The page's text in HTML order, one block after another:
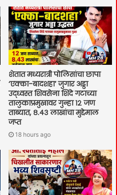
शेतात मध्यरात्री पोलिसांचा छापा
‘एक्का-बादशहा’ जुगार अड्डा
उद्ध्वस्त शिवसेना शिंदे गटाच्या
तालुकाप्रमुखावर गुन्हा १२ जण
ताब्यात, ८.४३ लाखांचा मुद्देमाल
जप्त
18 hours ago